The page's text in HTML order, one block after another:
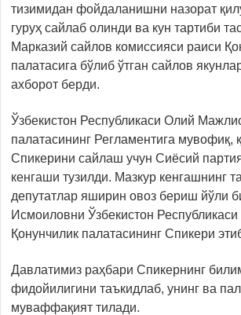
тизимидан фойдаланишни назорат
гуруҳ сайлаб олинди ва кун тартиби
Марказий сайлов комиссияси раиси
палатасига бўлиб ўтган сайлов
ахборот берди.
Ўзбекистон Республикаси Олий
палатасининг Регламентига мувофиқ,
Спикерини сайлаш учун Сиёсий
кенгаши тузилди. Мазкур кенгашнинг
депутатлар яширин овоз бериш йўли
Исмоиловни Ўзбекистон
Қонунчилик палатасининг Спикери
Давлатимиз раҳбари Спикернинг
фидойилигини таъкидлаб, унинг ва
муваффақият тилади.